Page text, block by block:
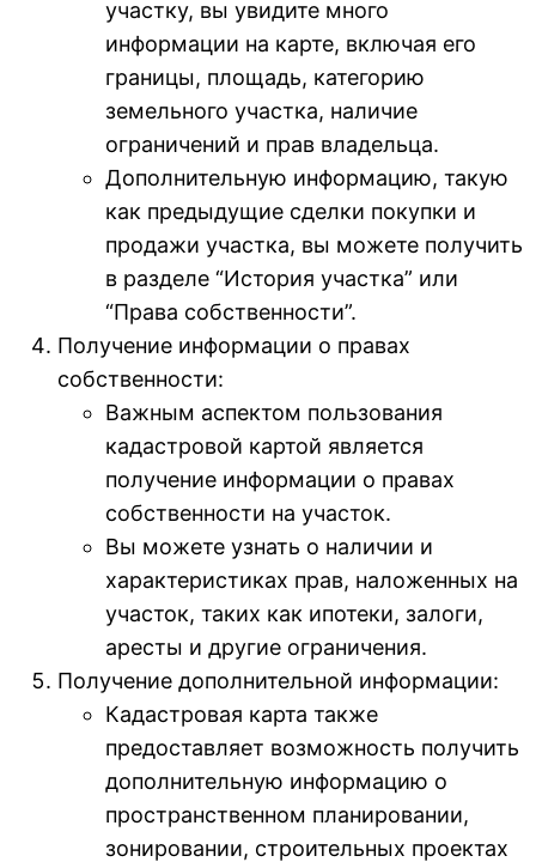
участку, вы увидите много
информации на карте, включая его
границы, площадь, категорию
земельного участка, наличие
ограничений и прав владельца.
Дополнительную информацию, такую
как предыдущие сделки покупки и
продажи участка, вы можете получить
в разделе “История участка” или
“Права собственности”.
Получение информации о правах
собственности:
Важным аспектом пользования
кадастровой картой является
получение информации о правах
собственности на участок.
Вы можете узнать о наличии и
характеристиках прав, наложенных на
участок, таких как ипотеки, залоги,
аресты и другие ограничения.
Получение дополнительной информации:
Кадастровая карта также
предоставляет возможность получить
дополнительную информацию о
пространственном планировании,
зонировании, строительных проектах